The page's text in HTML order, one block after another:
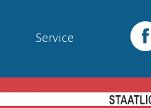
Service